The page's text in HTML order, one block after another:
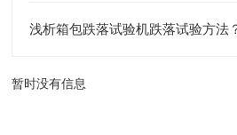
浅析箱包跌落试验机跌落试验方法
暂时没有信息